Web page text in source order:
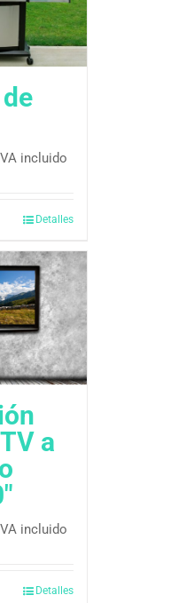
incluido
Detalles
a
IVA incluido
Detalles